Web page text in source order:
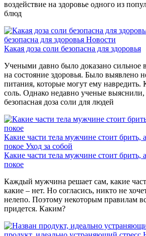
воздействие на здоровье одного из
блюд
безопасна для здоровья Новости
Какая доза соли безопасна для здоровья
Учеными давно было доказано сильное
на состояние здоровья. Было выявлено
питания, которые могут ему навредить.
соль. Однако недавно ученые выяснили,
безопасная доза соли для людей
Какие части тела мужчине стоит брить,
покое Уход за собой
Какие части тела мужчине стоит брить,
покое
Каждый мужчина решает сам, какие
какие – нет. Но согласись, никто не
нелепо. Поэтому некоторым правилам
придется. Каким?